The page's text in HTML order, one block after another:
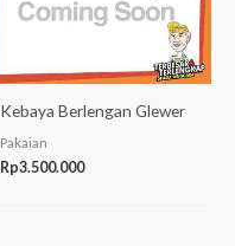
Kebaya Berlengan Glewer
Pakaian
Rp3.500.000